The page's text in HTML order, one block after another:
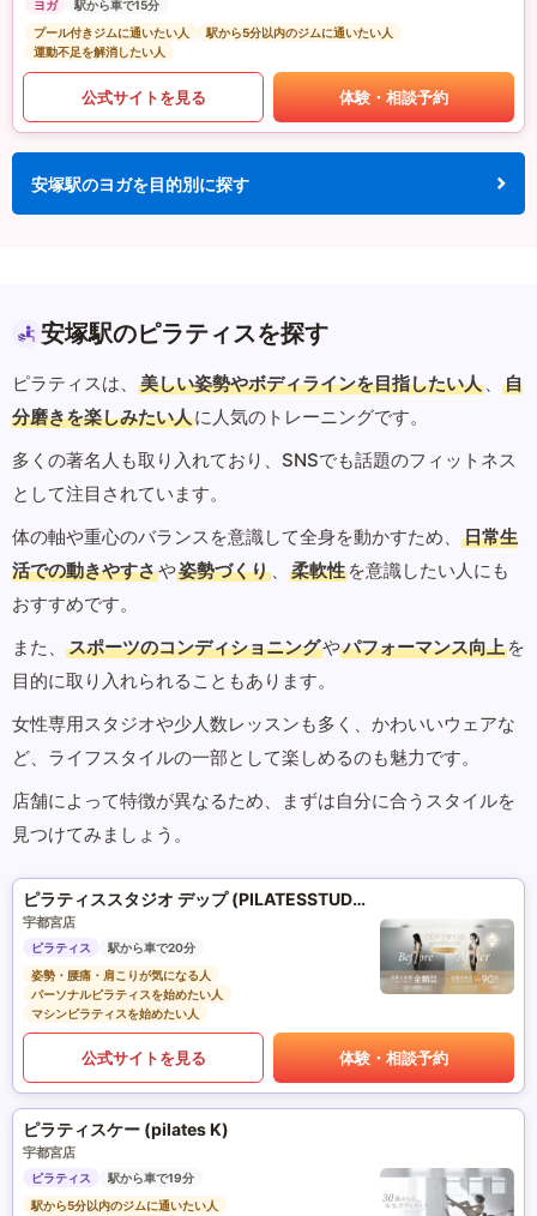
ヨガ
駅から車で15分
プール付きジムに通いたい人
駅から5分以内のジムに通いたい人
運動不足を解消したい人
公式サイトを見る 体験・相談予約
安塚駅のヨガを目的別に探す
安塚駅のピラティスを探す
ピラティスは、 美しい姿勢やボディラインを目指したい人 、
自
分磨きを楽しみたい人に人気のトレーニングです。
多くの著名人も取り入れており、SNSでも話題のフィットネス
として注目されています。
体の軸や重心のバランスを意識して全身を動かすため、
日常生
活での動きやすさや姿勢づくり 、 柔軟性 を意識したい人にも
おすすめです。
また、
スポーツのコンディショニングやパフォーマンス向上 を
目的に取り入れられることもあります。
女性専用スタジオや少人数レッスンも多く、かわいいウェアな
ど、ライフスタイルの一部として楽しめるのも魅力です。
店舗によって特徴が異なるため、まずは自分に合うスタイルを
見つけてみましょう。
ピラティススタジオ デップ (PILATESSTUDIO DEP)
宇都宮店
ピラティス
駅から車で20分
姿勢・腰痛・肩こりが気になる人
パーソナルピラティスを始めたい人
マシンピラティスを始めたい人
公式サイトを見る 体験・相談予約
ピラティスケー (pilates K)
宇都宮店
ピラティス
駅から車で19分
駅から5分以内のジムに通いたい人